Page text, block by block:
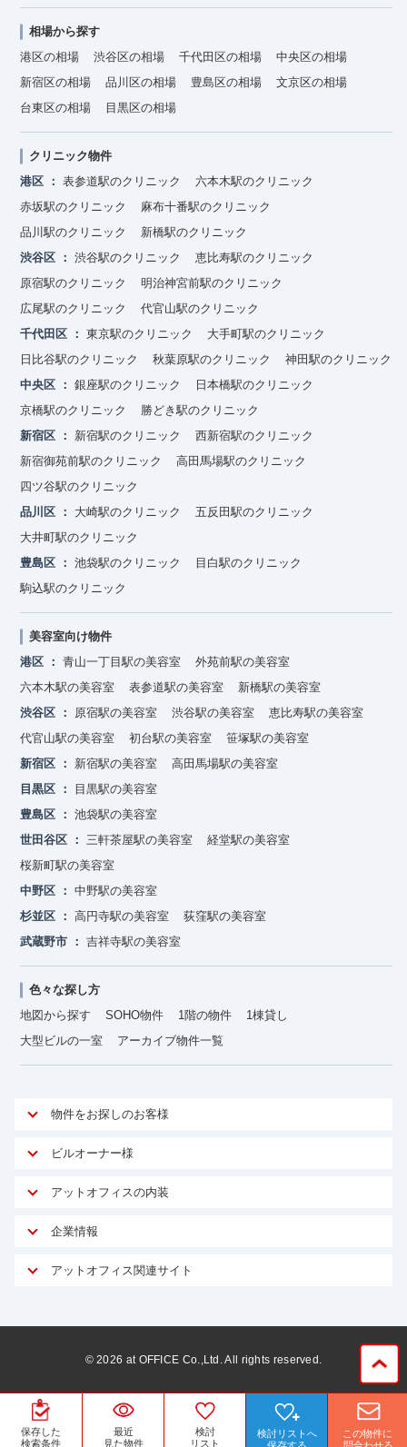
保存した
検索条件
最近
見た物件
検討
リスト
検討リストへ
保存する
この物件に
問合わせる
相場から探す
港区の相場
渋谷区の相場 千代田区の相場
中央区の相場
新宿区の相場
品川区の相場 豊島区の相場
文京区の相場
台東区の相場
目黒区の相場
クリニック物件
港区
表参道駅のクリニック
六本木駅のクリニック
赤坂駅のクリニック
麻布十番駅のクリニック
品川駅のクリニック
新橋駅のクリニック
渋谷区
渋谷駅のクリニック
恵比寿駅のクリニック
原宿駅のクリニック
明治神宮前駅のクリニック
広尾駅のクリニック
代官山駅のクリニック
千代田区
東京駅のクリニック
大手町駅のクリニック
日比谷駅のクリニック
秋葉原駅のクリニック
神田駅のクリニック
中央区
銀座駅のクリニック
日本橋駅のクリニック
京橋駅のクリニック
勝どき駅のクリニック
新宿区
新宿駅のクリニック
西新宿駅のクリニック
新宿御苑前駅のクリニック
高田馬場駅のクリニック
四ツ谷駅のクリニック
品川区
大崎駅のクリニック
五反田駅のクリニック
大井町駅のクリニック
豊島区
池袋駅のクリニック
目白駅のクリニック
駒込駅のクリニック
美容室向け物件
港区
青山一丁目駅の美容室
外苑前駅の美容室
六本木駅の美容室
表参道駅の美容室
新橋駅の美容室
渋谷区
原宿駅の美容室 渋谷駅の美容室
恵比寿駅の美容室
代官山駅の美容室
初台駅の美容室
笹塚駅の美容室
新宿区
新宿駅の美容室
高田馬場駅の美容室
目黒区
目黒駅の美容室
豊島区
池袋駅の美容室
世田谷区
三軒茶屋駅の美容室
経堂駅の美容室
桜新町駅の美容室
中野区
中野駅の美容室
杉並区
高円寺駅の美容室
荻窪駅の美容室
武蔵野市
吉祥寺駅の美容室
色々な探し方
地図から探す
SOHO物件 1階の物件
1棟貸し
大型ビルの一室
アーカイブ物件一覧
物件をお探しのお客様
アットオフィスが選ばれる理由
ご契約者様インタビュー
オフィスお役立ちコラム
ビルオーナー様
オーナー様向けサービス
マイソク作成
物件情報から成約賃料を予測
リノベーション
サブリース
ビルを売却してビジネス拡大
賃料保証サービス
アットオフィスの内装
サービス内容
内装に関するよくある質問
企業情報
WEBフォームからお問い合わせ
アットオフィス関連サイト
アットレジデンス
ビルアド
ベンチャー・フォーラム
運営会社
©2026 at OFFICE Co.,Ltd. All rights reserved.